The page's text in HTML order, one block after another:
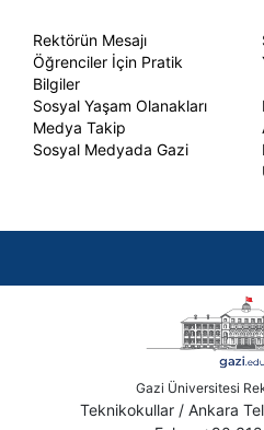
Rektörün Mesajı
Öğrenciler İçin Pratik
Bilgiler
Sosyal Yaşam Olanakları
Medya Takip
Sosyal Medyada Gazi
Gazi Üniversitesi
Teknikokullar / Ankara